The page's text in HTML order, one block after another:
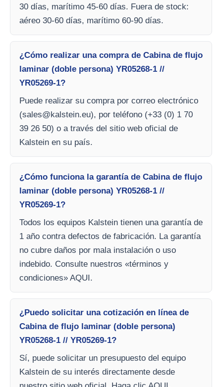
30 días, marítimo 45-60 días. Fuera de stock:
aéreo 30-60 días, marítimo 60-90 días.
¿Cómo realizar una compra de Cabina de flujo
laminar (doble persona) YR05268-1 //
YR05269-1?
Puede realizar su compra por correo electrónico
(sales@kalstein.eu), por teléfono (+33 (0) 1 70
39 26 50) o a través del sitio web oficial de
Kalstein en su país.
¿Cómo funciona la garantía de Cabina de flujo
laminar (doble persona) YR05268-1 //
YR05269-1?
Todos los equipos Kalstein tienen una garantía de
1 año contra defectos de fabricación. La garantía
no cubre daños por mala instalación o uso
indebido. Consulte nuestros «términos y
condiciones» AQUI.
¿Puedo solicitar una cotización en línea de
Cabina de flujo laminar (doble persona)
YR05268-1 // YR05269-1?
Sí, puede solicitar un presupuesto del equipo
Kalstein de su interés directamente desde